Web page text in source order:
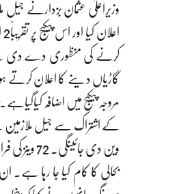
وزیراعلیٰ عثمان بزدارنے جیل
مروجہ پیکیج میں اضافہ